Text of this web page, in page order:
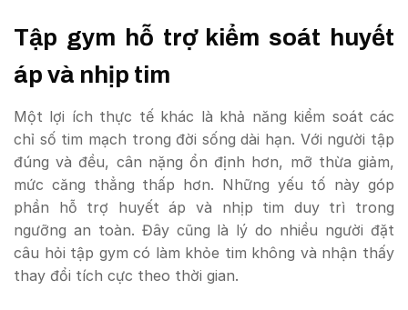
Tập gym hỗ trợ kiểm soát huyết
áp và nhịp tim
Một lợi ích thực tế khác là khả năng kiểm soát các
chỉ số tim mạch trong đời sống dài hạn. Với người tập
đúng và đều, cân nặng ổn định hơn, mỡ thừa giảm,
mức căng thẳng thấp hơn. Những yếu tố này góp
phần hỗ trợ huyết áp và nhịp tim duy trì trong
ngưỡng an toàn. Đây cũng là lý do nhiều người đặt
câu hỏi tập gym có làm khỏe tim không và nhận thấy
thay đổi tích cực theo thời gian.